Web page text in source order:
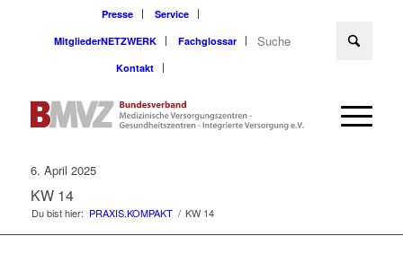
Presse
Service
MitgliederNETZWERK
Fachglossar
Kontakt
6. April 2025
KW 14
Du bist hier: PRAXIS.KOMPAKT / KW 14